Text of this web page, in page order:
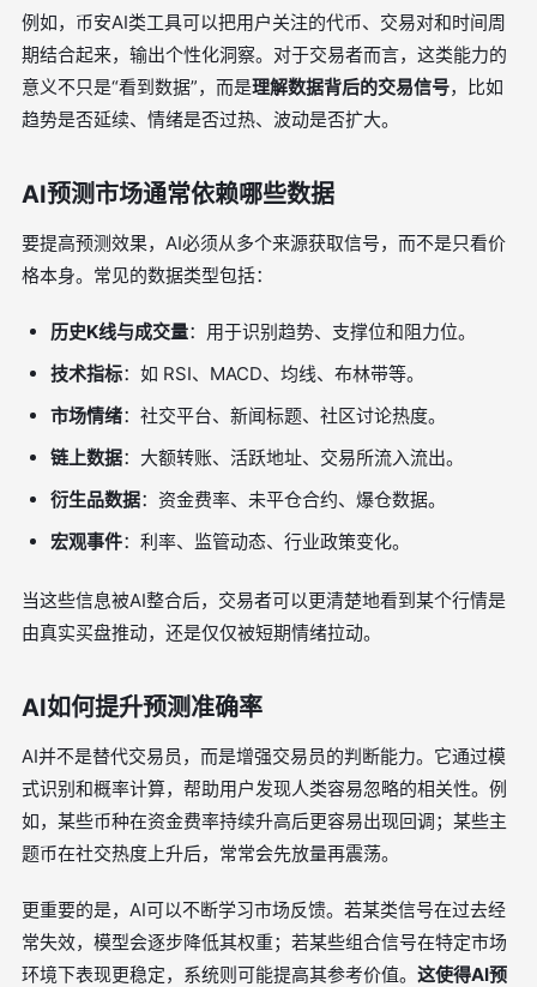
例如，币安AI类工具可以把用户关注的代币、交易对和时间周
期结合起来，输出个性化洞察。对于交易者而言，这类能力的
意义不只是“看到数据”，而是理解数据背后的交易信号，比如
趋势是否延续、情绪是否过热、波动是否扩大。
AI预测市场通常依赖哪些数据
要提高预测效果，AI必须从多个来源获取信号，而不是只看价
格本身。常见的数据类型包括：
历史K线与成交量：用于识别趋势、支撑位和阻力位。
技术指标：如 RSI、MACD、均线、布林带等。
市场情绪：社交平台、新闻标题、社区讨论热度。
链上数据：大额转账、活跃地址、交易所流入流出。
衍生品数据：资金费率、未平仓合约、爆仓数据。
宏观事件：利率、监管动态、行业政策变化。
当这些信息被AI整合后，交易者可以更清楚地看到某个行情是
由真实买盘推动，还是仅仅被短期情绪拉动。
AI如何提升预测准确率
AI并不是替代交易员，而是增强交易员的判断能力。它通过模
式识别和概率计算，帮助用户发现人类容易忽略的相关性。例
如，某些币种在资金费率持续升高后更容易出现回调；某些主
题币在社交热度上升后，常常会先放量再震荡。
更重要的是，AI可以不断学习市场反馈。若某类信号在过去经
常失效，模型会逐步降低其权重；若某些组合信号在特定市场
环境下表现更稳定，系统则可能提高其参考价值。 这使得AI预